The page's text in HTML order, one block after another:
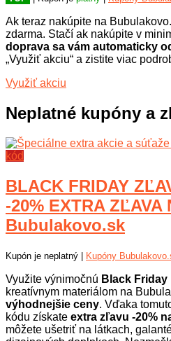
Ak teraz nakúpite na
zdarma. Stačí ak nakúpite v
doprava sa vám automaticky
„Využiť akciu“ a zistite viac
Využiť akciu
Neplatné kupóny a
kód
BLACK FRIDAY
-20% EXTRA ZĽAVA
Bubulakovo.sk
Kupón je neplatný | Kupóny
Využite výnimočnú Black
kreatívnym materiálom na
výhodnejšie ceny. Vďaka
kódu získate extra zľavu -20%
môžete ušetriť na látkach,